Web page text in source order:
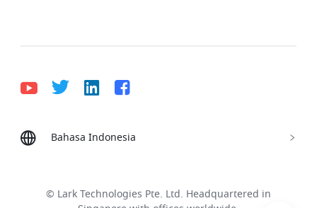
Bahasa Indonesia
Tiếng Việt
ไทย 한국어 日本語 中文
© Lark Technologies Pte. Ltd. Headquartered in